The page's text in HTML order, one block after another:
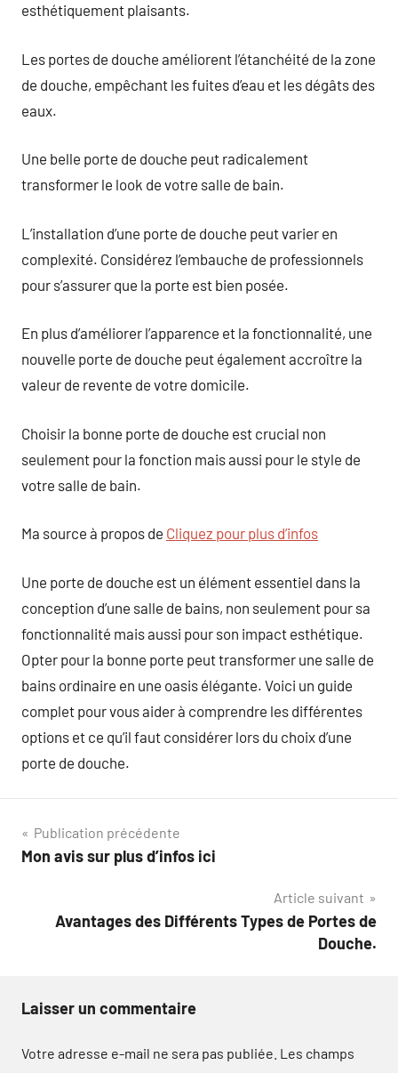
esthétiquement plaisants.
Les portes de douche améliorent l’étanchéité de la zone
de douche, empêchant les fuites d’eau et les dégâts des
eaux.
Une belle porte de douche peut radicalement
transformer le look de votre salle de bain.
L’installation d’une porte de douche peut varier en
complexité. Considérez l’embauche de professionnels
pour s’assurer que la porte est bien posée.
En plus d’améliorer l’apparence et la fonctionnalité, une
nouvelle porte de douche peut également accroître la
valeur de revente de votre domicile.
Choisir la bonne porte de douche est crucial non
seulement pour la fonction mais aussi pour le style de
votre salle de bain.
Ma source à propos de Cliquez pour plus d’infos
Une porte de douche est un élément essentiel dans la
conception d’une salle de bains, non seulement pour sa
fonctionnalité mais aussi pour son impact esthétique.
Opter pour la bonne porte peut transformer une salle de
bains ordinaire en une oasis élégante. Voici un guide
complet pour vous aider à comprendre les différentes
options et ce qu’il faut considérer lors du choix d’une
porte de douche.
Navigation
de
Publication précédente
Mon avis sur plus d’infos ici
Article suivant
Avantages des Différents Types de Portes de
Douche.
Laisser un commentaire
Votre adresse e-mail ne sera pas publiée. Les champs